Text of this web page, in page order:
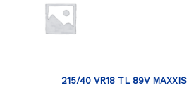
215/40 VR18 TL 89V